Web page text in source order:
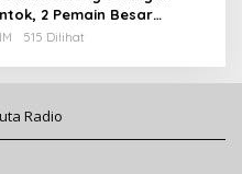
2 Pemain Besar
Masih Buron
515 Dilihat